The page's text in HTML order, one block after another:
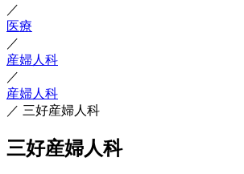
／
医療
／
産婦人科
／
産婦人科
／ 三好産婦人科
三好産婦人科